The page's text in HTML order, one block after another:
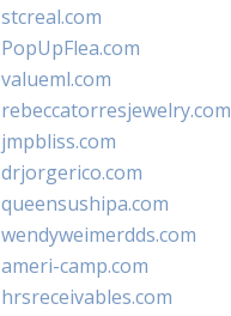
stcreal.com
PopUpFlea.com
valueml.com
rebeccatorresjewelry.com
jmpbliss.com
drjorgerico.com
queensushipa.com
wendyweimerdds.com
ameri-camp.com
hrsreceivables.com